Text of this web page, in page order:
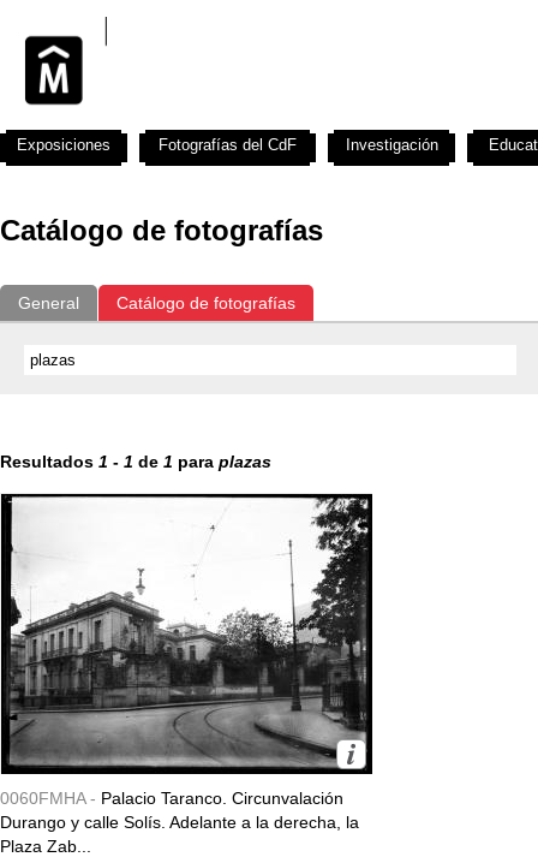
Catálogo de fotografías
General Catálogo de fotografías
Resultados 1 - 1 de 1 para plazas
0060FMHA - Palacio Taranco. Circunvalación
Durango y calle Solís. Adelante a la derecha, la
Plaza Zab...
Exposiciones Fotografías del CdF Investigación